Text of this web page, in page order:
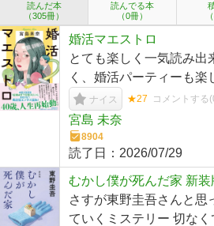
読んだ本
（305冊）
読んでる本
（0冊）
婚活マエストロ
とても楽しく一気読み出
く、婚活パーティーも楽
ナイス ★27 コメントする(
宮島 未奈
8904
読了日： 2026/07/29
むかし僕が死んだ家 新
さすが東野圭吾さんと思
ていくミステリー 切な